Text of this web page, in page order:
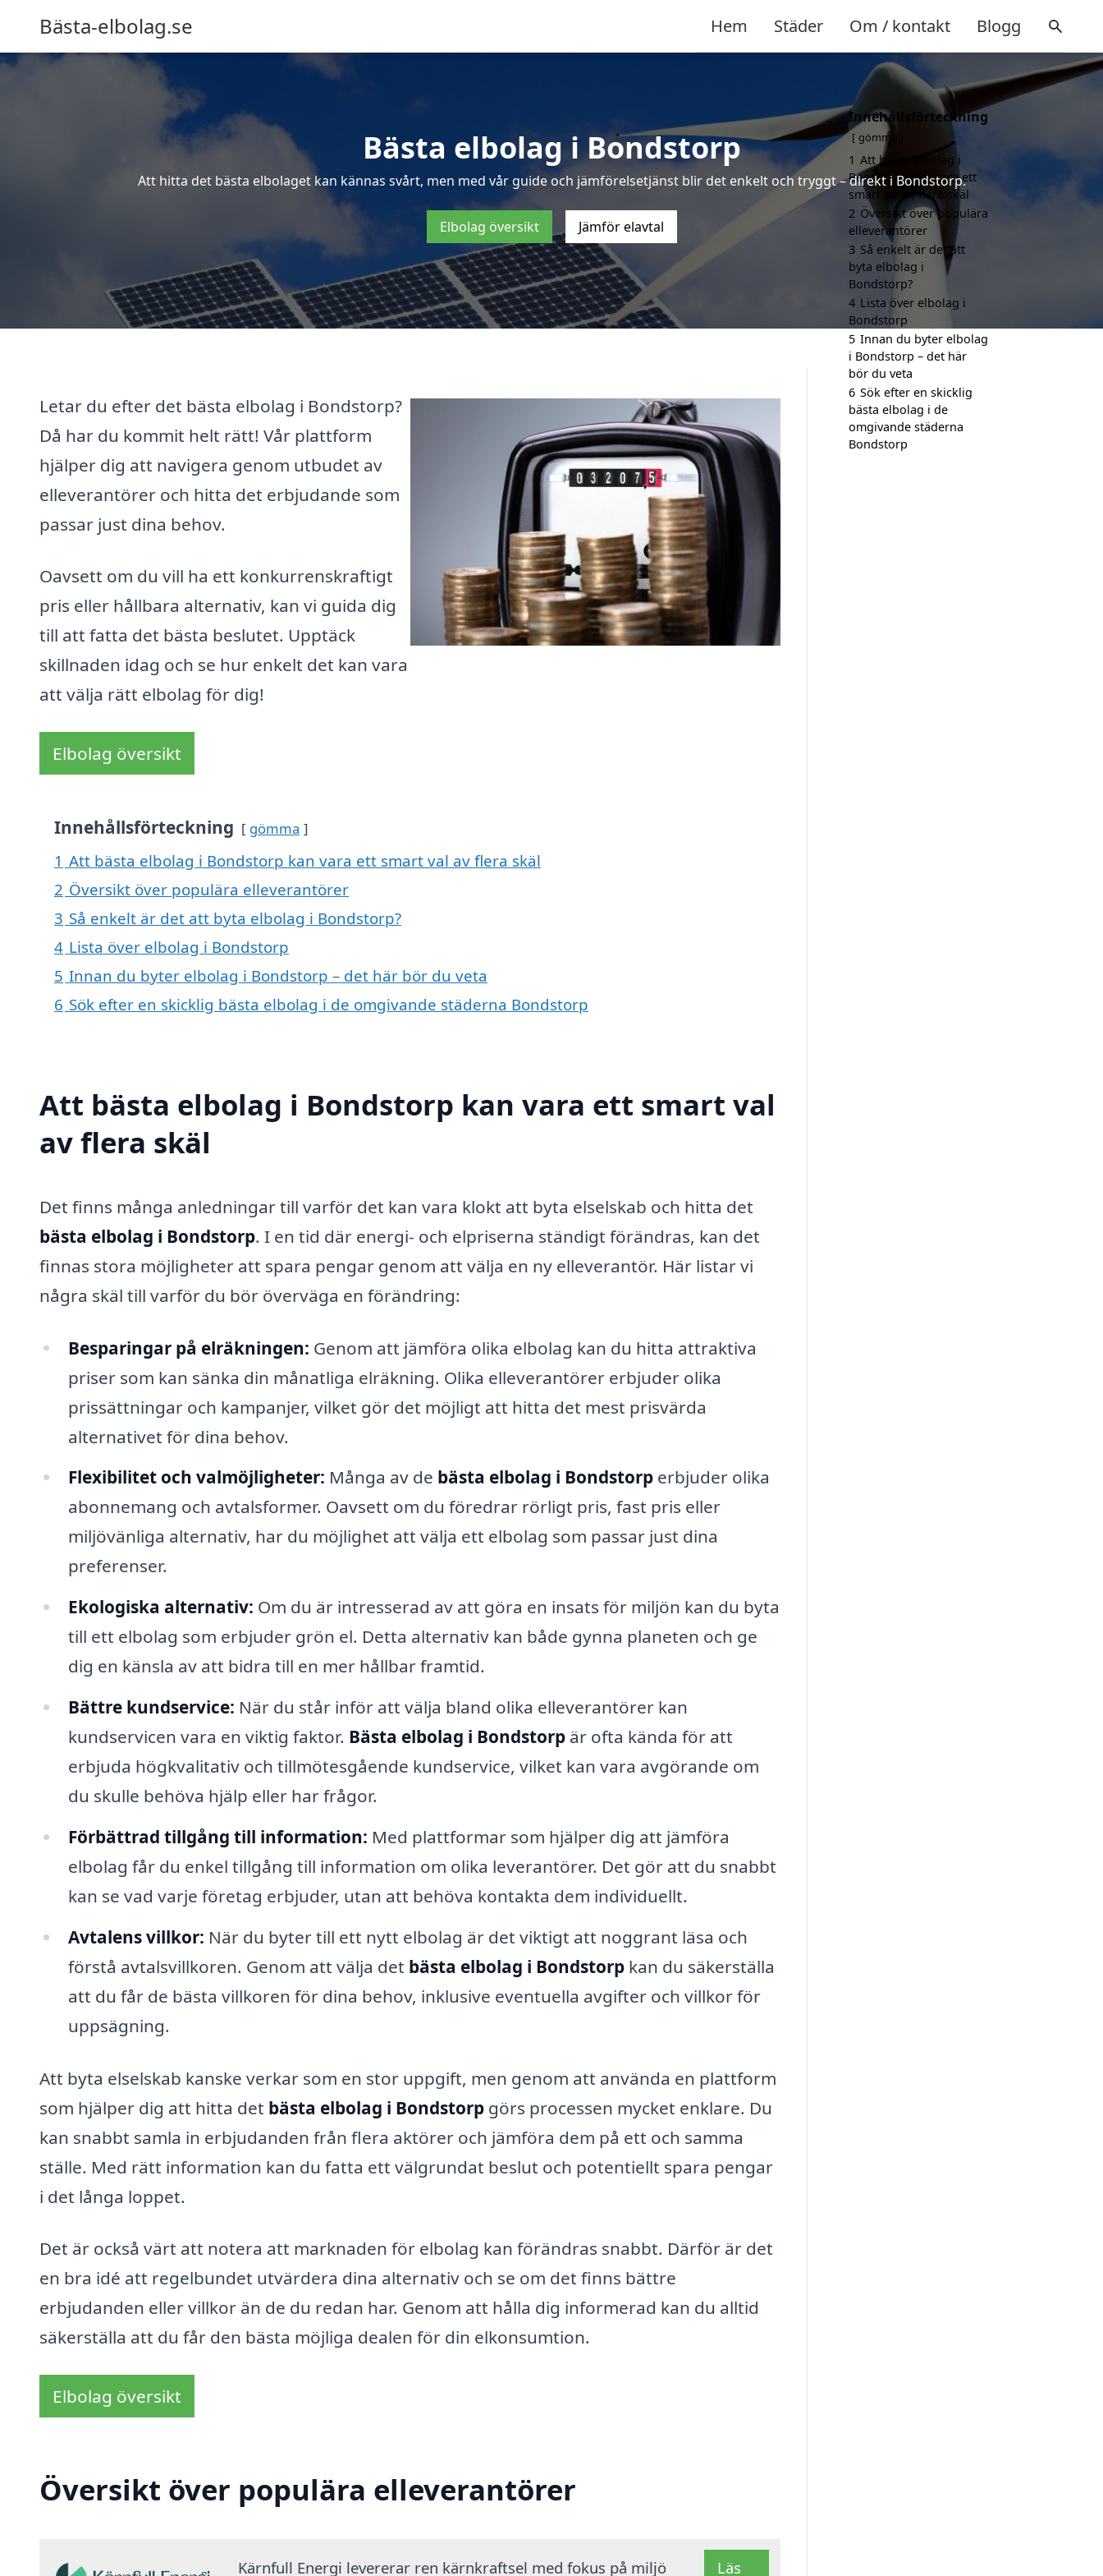
Bästa-elbolag.se Hem Städer Om / kontakt Blogg
Bästa elbolag i Bondstorp
Att hitta det bästa elbolaget kan kännas svårt, men med vår guide och jämförelsetjänst blir det enkelt och tryggt – direkt i Bondstorp.
Elbolag översikt Jämför elavtal
Letar du efter det bästa elbolag i Bondstorp?
Då har du kommit helt rätt! Vår plattform
hjälper dig att navigera genom utbudet av
elleverantörer och hitta det erbjudande som
passar just dina behov.
Oavsett om du vill ha ett konkurrenskraftigt
pris eller hållbara alternativ, kan vi guida dig
till att fatta det bästa beslutet. Upptäck
skillnaden idag och se hur enkelt det kan vara
att välja rätt elbolag för dig!
Elbolag översikt
Innehållsförteckning gömma
1 Att bästa elbolag i Bondstorp kan vara ett smart val av flera skäl
2 Översikt över populära elleverantörer
3 Så enkelt är det att byta elbolag i Bondstorp?
4 Lista över elbolag i Bondstorp
5 Innan du byter elbolag i Bondstorp – det här bör du veta
6 Sök efter en skicklig bästa elbolag i de omgivande städerna Bondstorp
Att bästa elbolag i Bondstorp kan vara ett smart val
av flera skäl
Det finns många anledningar till varför det kan vara klokt att byta elselskab och hitta det
bästa elbolag i Bondstorp. I en tid där energi- och elpriserna ständigt förändras, kan det
finnas stora möjligheter att spara pengar genom att välja en ny elleverantör. Här listar vi
några skäl till varför du bör överväga en förändring:
Besparingar på elräkningen: Genom att jämföra olika elbolag kan du hitta attraktiva
priser som kan sänka din månatliga elräkning. Olika elleverantörer erbjuder olika
prissättningar och kampanjer, vilket gör det möjligt att hitta det mest prisvärda
alternativet för dina behov.
Flexibilitet och valmöjligheter: Många av de bästa elbolag i Bondstorperbjuder olika
abonnemang och avtalsformer. Oavsett om du föredrar rörligt pris, fast pris eller
miljövänliga alternativ, har du möjlighet att välja ett elbolag som passar just dina
preferenser.
Ekologiska alternativ: Om du är intresserad av att göra en insats för miljön kan du byta
till ett elbolag som erbjuder grön el. Detta alternativ kan både gynna planeten och ge
dig en känsla av att bidra till en mer hållbar framtid.
Bättre kundservice: När du står inför att välja bland olika elleverantörer kan
kundservicen vara en viktig faktor. Bästa elbolag i Bondstorpär ofta kända för att
erbjuda högkvalitativ och tillmötesgående kundservice, vilket kan vara avgörande om
du skulle behöva hjälp eller har frågor.
Förbättrad tillgång till information: Med plattformar som hjälper dig att jämföra
elbolag får du enkel tillgång till information om olika leverantörer. Det gör att du snabbt
kan se vad varje företag erbjuder, utan att behöva kontakta dem individuellt.
Avtalens villkor: När du byter till ett nytt elbolag är det viktigt att noggrant läsa och
förstå avtalsvillkoren. Genom att välja det bästa elbolag i Bondstorpkan du säkerställa
att du får de bästa villkoren för dina behov, inklusive eventuella avgifter och villkor för
uppsägning.
Att byta elselskab kanske verkar som en stor uppgift, men genom att använda en plattform
som hjälper dig att hitta det bästa elbolag i Bondstorp görs processen mycket enklare. Du
kan snabbt samla in erbjudanden från flera aktörer och jämföra dem på ett och samma
ställe. Med rätt information kan du fatta ett välgrundat beslut och potentiellt spara pengar
i det långa loppet.
Det är också värt att notera att marknaden för elbolag kan förändras snabbt. Därför är det
en bra idé att regelbundet utvärdera dina alternativ och se om det finns bättre
erbjudanden eller villkor än de du redan har. Genom att hålla dig informerad kan du alltid
säkerställa att du får den bästa möjliga dealen för din elkonsumtion.
Elbolag översikt
Översikt över populära elleverantörer
Kärnfull Energi levererar ren kärnkraftsel med fokus på miljö
Läs
Innehållsförteckning
gömma
1 Att bästa elbolag i
Bondstorp kan vara ett
smart val av flera skäl
2 Översikt över populära
elleverantörer
3 Så enkelt är det att
byta elbolag i
Bondstorp?
4 Lista över elbolag i
Bondstorp
5 Innan du byter elbolag
i Bondstorp – det här
bör du veta
6 Sök efter en skicklig
bästa elbolag i de
omgivande städerna
Bondstorp